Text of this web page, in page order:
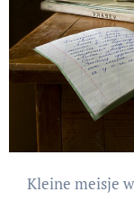
Kleine meisje worden groot… Zoals jullie zien,